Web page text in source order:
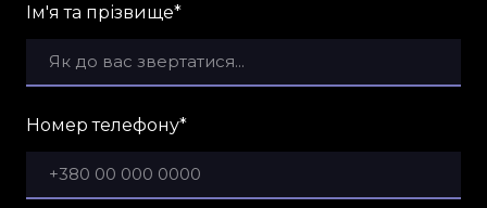
Ім'я та прізвище*
Номер телефону*